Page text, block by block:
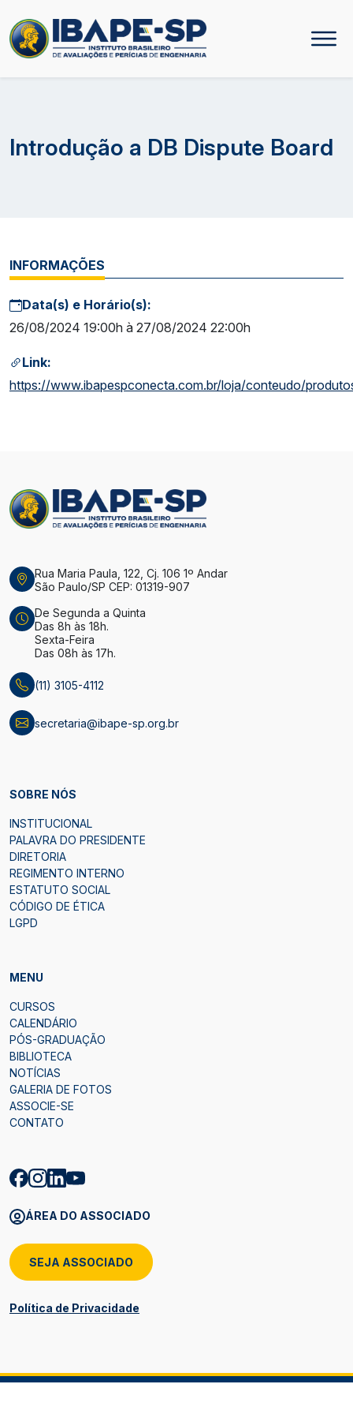
Introdução a DB Dispute Board
INFORMAÇÕES
Data(s) e Horário(s):
26/08/2024 19:00h à 27/08/2024 22:00h
Link:
https://www.ibapespconecta.com.br/loja/conteudo/
Rua Maria Paula, 122, Cj. 106 1º Andar
São Paulo/SP CEP: 01319-907
De Segunda a Quinta
Das 8h às 18h.
Sexta-Feira
Das 08h às 17h.
(11) 3105-4112
secretaria@ibape-sp.org.br
SOBRE NÓS
INSTITUCIONAL
PALAVRA DO PRESIDENTE
DIRETORIA
REGIMENTO INTERNO
ESTATUTO SOCIAL
CÓDIGO DE ÉTICA
LGPD
MENU
CURSOS
CALENDÁRIO
PÓS-GRADUAÇÃO
BIBLIOTECA
NOTÍCIAS
GALERIA DE FOTOS
ASSOCIE-SE
CONTATO
ÁREA DO ASSOCIADO
SEJA ASSOCIADO
Política de Privacidade